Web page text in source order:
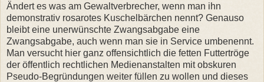
Ändert es was am Gewaltverbrecher, wenn man ihn
demonstrativ rosarotes Kuschelbärchen nennt? Genauso
bleibt eine unerwünschte Zwangsabgabe eine
Zwangsabgabe, auch wenn man sie in Service umbenennt.
Man versucht hier ganz offensichtlich die fetten Futtertröge
der öffentlich rechtlichen Medienanstalten mit obskuren
Pseudo-Begründungen weiter füllen zu wollen und dieses